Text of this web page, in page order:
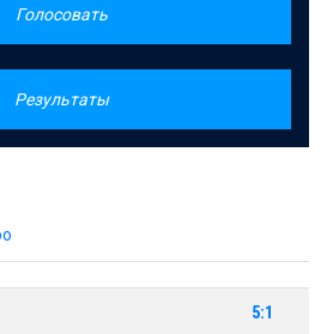
Голосовать
Результаты
5:1